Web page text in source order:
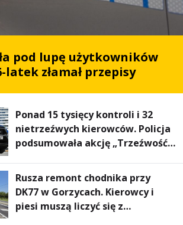
pod lupę użytkowników
latek złamał przepisy
Ponad 15 tysięcy kontroli i 32
nietrzeźwych kierowców. Policja
podsumowała akcję „Trzeźwość”
Rusza remont chodnika przy
DK77 w Gorzycach. Kierowcy i
piesi muszą liczyć się z